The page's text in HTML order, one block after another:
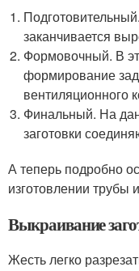
заканчивается
Формовочный. В
формирование
вентиляционного
Финальный. На
заготовки
А теперь подробно
изготовлении трубы
Выкраивание
Жесть легко